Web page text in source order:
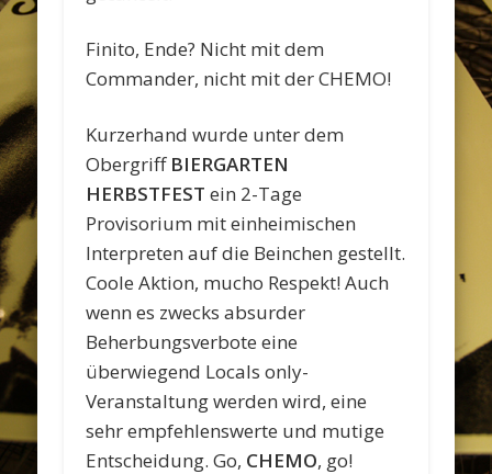
Finito, Ende? Nicht mit dem
Commander, nicht mit der CHEMO!
Kurzerhand wurde unter dem
Obergriff BIERGARTEN
HERBSTFEST ein 2-Tage
Provisorium mit einheimischen
Interpreten auf die Beinchen gestellt.
Coole Aktion, mucho Respekt! Auch
wenn es zwecks absurder
Beherbungsverbote eine
überwiegend Locals only-
Veranstaltung werden wird, eine
sehr empfehlenswerte und mutige
Entscheidung. Go, CHEMO, go!